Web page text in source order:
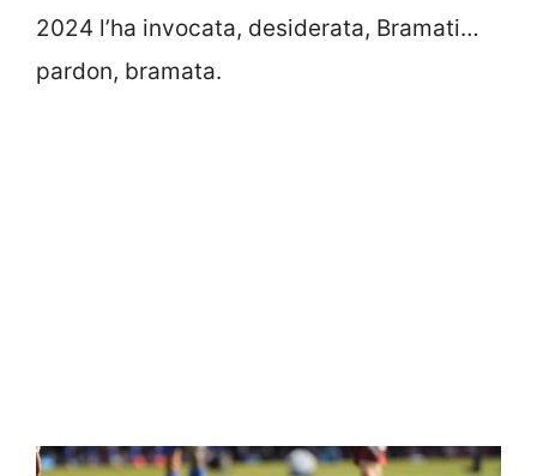
2024 l’ha invocata, desiderata, Bramati…
pardon, bramata.